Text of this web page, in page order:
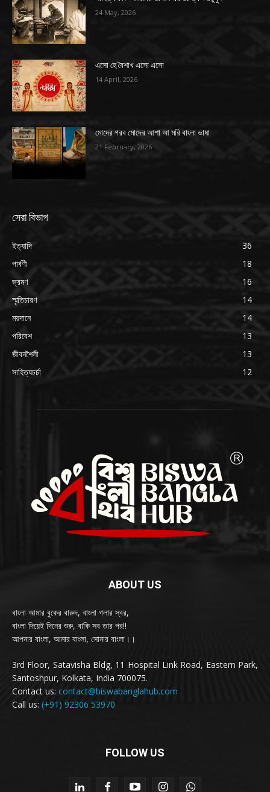
24 May, 2026
এসো হে বৈশাখ এসো এসো
14 April, 2026
মোদের গরব মোদের আশা আ মরি বাংলা ভাষা
21 February, 2026
সেরা বিভাগ
ইত্যাদি
36
পার্বণী
18
ভ্রমণ
16
স্মৃতিচারণ
14
ময়দানে
14
পরিবেশ
13
জীবনশৈলী
13
সাহিত্যচর্চা
12
ABOUT US
বাংলা আমার বুকের বারুদ, বাংলা গলার স্বর,
বাংলা দিয়েই দিনের শুরু, বাকি সব তার পর!!
আপনার বাংলা, আমার বাংলা, সোনার বাংলা।।
3rd Floor, Satavisha Bldg, 11 Hospital Link Road, Eastern Park,
Santoshpur, Kolkata, India 700075.
Contact us: contact@biswabanglahub.com
Call us: (+91) 92306 53970
FOLLOW US